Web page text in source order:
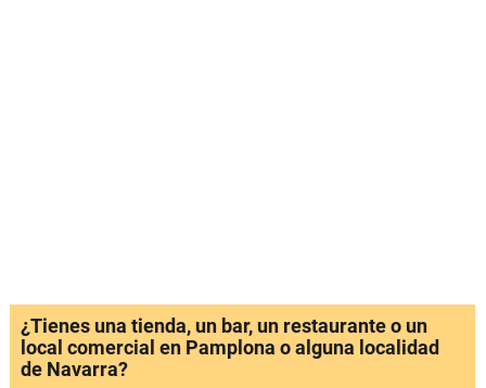
¿Tienes una tienda, un bar, un restaurante o un
local comercial en Pamplona o alguna localidad
de Navarra?